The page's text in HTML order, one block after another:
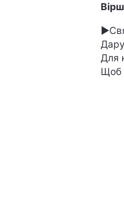
Для
Щоб